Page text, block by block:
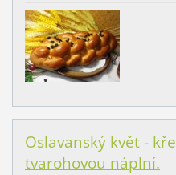
Oslavanský květ -
tvarohovou náplní.